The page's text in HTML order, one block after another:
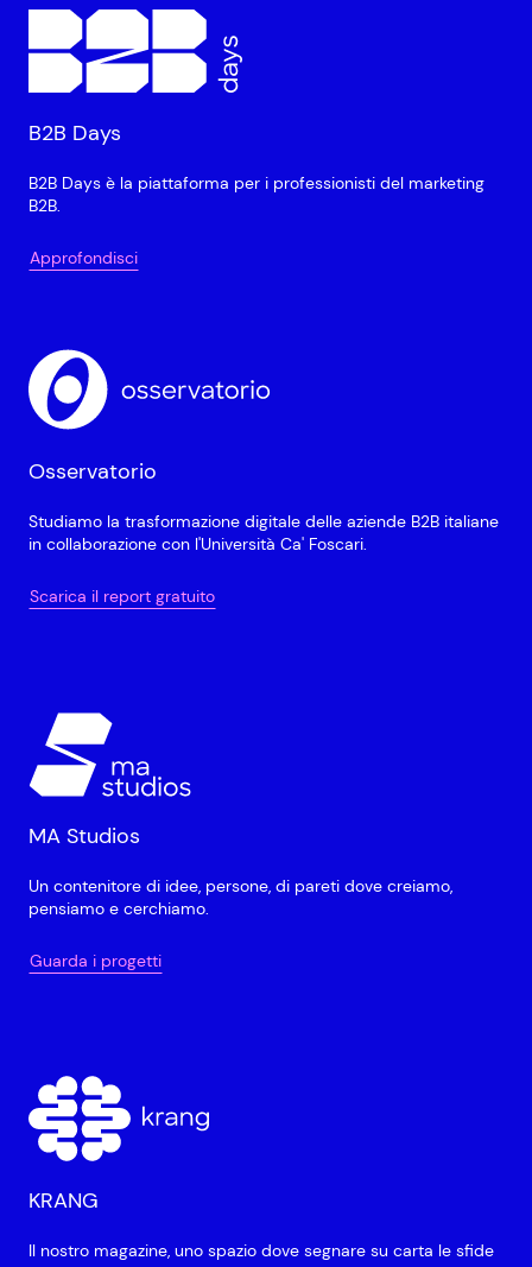
B2B Days
B2B Days è la piattaforma per i professionisti del marketing
B2B.
Approfondisci
Osservatorio
Studiamo la trasformazione digitale delle aziende B2B italiane
in collaborazione con l'Università Ca' Foscari.
Scarica il report gratuito
MA Studios
Un contenitore di idee, persone, di pareti dove creiamo,
pensiamo e cerchiamo.
Guarda i progetti
KRANG
Il nostro magazine, uno spazio dove segnare su carta le sfide